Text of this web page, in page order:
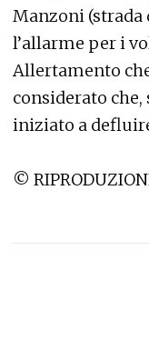
Manzoni (strada
l’allarme per i
Allertamento
considerato che,
iniziato a
©